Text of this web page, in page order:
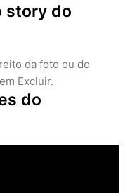
story do
da foto ou do
Excluir.
do